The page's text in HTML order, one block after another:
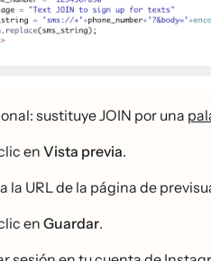
sustituye JOIN por una
enVista previa.
la URL de la página de
enGuardar.